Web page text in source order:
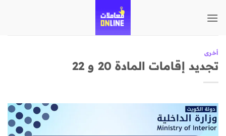
للمحتوى
أخرى
تجديد إقامات المادة 20 و 22